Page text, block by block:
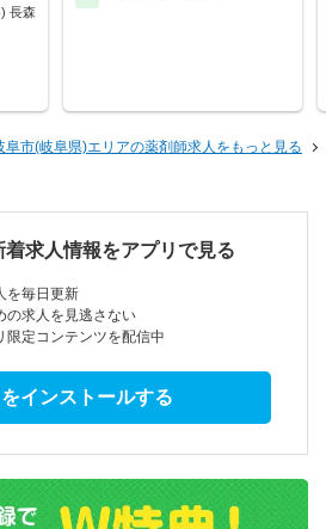
長森
阜市(岐阜県)エリアの薬剤師求人をもっと見る
着求人情報をアプリで見る
を毎日更新
の求人を見逃さない
限定コンテンツを配信中
インストールする